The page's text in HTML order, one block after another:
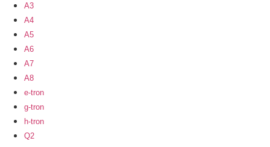
A3
A4
A5
A6
A7
A8
e-tron
g-tron
h-tron
Q2